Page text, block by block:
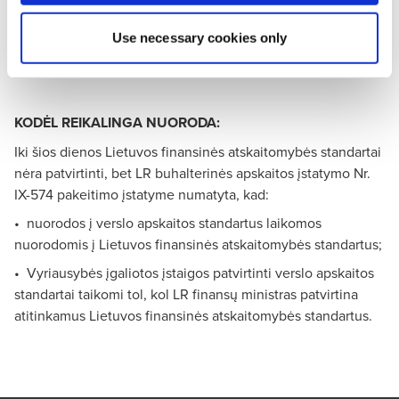
Use necessary cookies only
atskaitomybės standartai šių ataskaitų parengimo datai
dar nėra patvirtinti, todėl šios ataskaitos parengtos
vadovaujantis Verslo Apskaitos Standartais (toliau - VAS).
KODĖL REIKALINGA NUORODA:
Iki šios dienos Lietuvos finansinės atskaitomybės standartai
nėra patvirtinti, bet LR buhalterinės apskaitos įstatymo Nr.
IX-574 pakeitimo įstatyme numatyta, kad:
• nuorodos į verslo apskaitos standartus laikomos
nuorodomis į Lietuvos finansinės atskaitomybės standartus;
• Vyriausybės įgaliotos įstaigos patvirtinti verslo apskaitos
standartai taikomi tol, kol LR finansų ministras patvirtina
atitinkamus Lietuvos finansinės atskaitomybės standartus.